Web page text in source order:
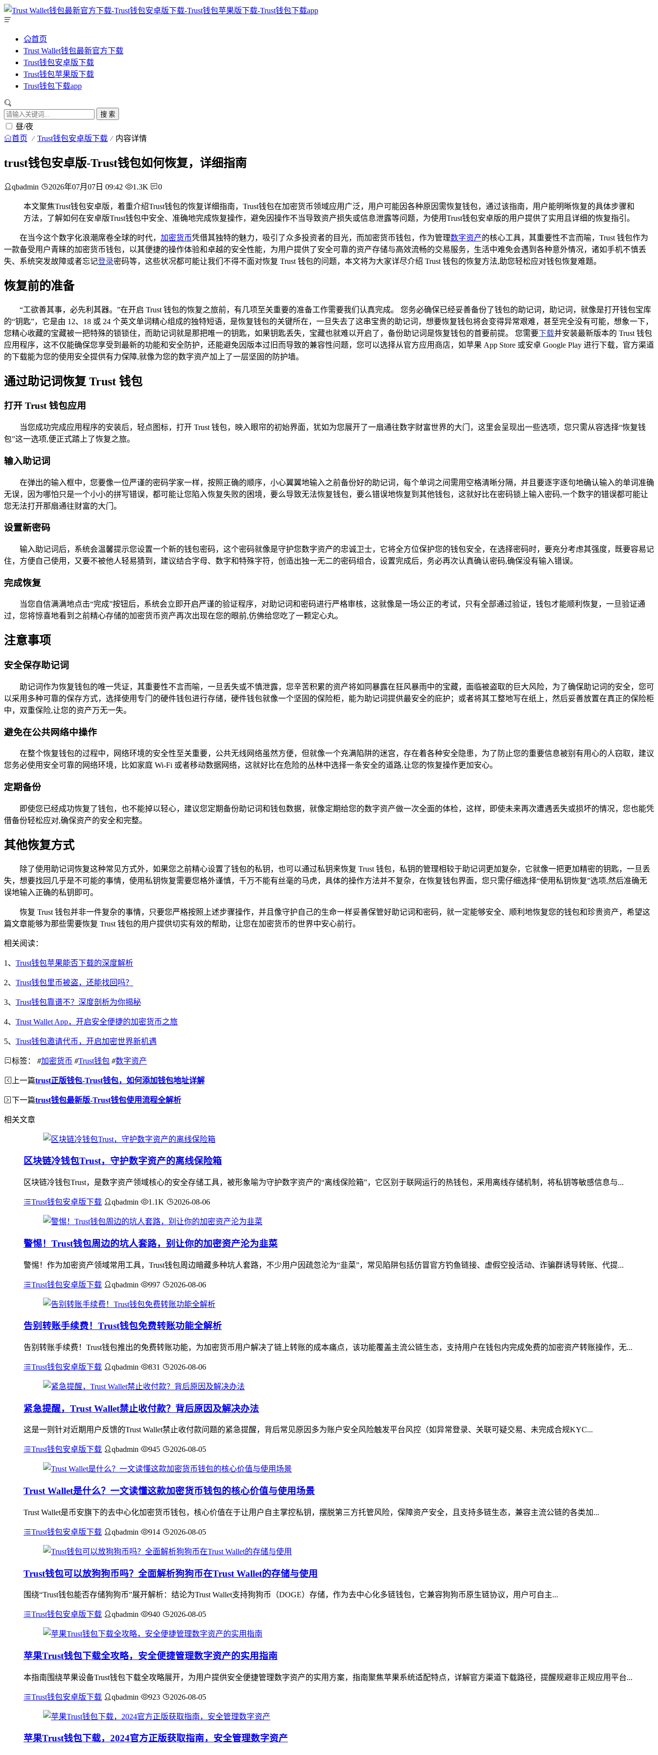
首页
Trust Wallet钱包最新官方下载
Trust钱包安卓版下载
Trust钱包苹果版下载
Trust钱包下载app
搜 索
昼/夜
首页 Trust钱包安卓版下载 内容详情
trust钱包安卓版-Trust钱包如何恢复，详细指南
qbadmin 2026年07月07日 09:42 1.3K 0
本文聚焦Trust钱包安卓版，着重介绍Trust钱包的恢复详细指南，Trust钱包在加密货币领域应用广泛，用户可能因各种原因需恢复钱包，通过该指南，用户能明晰恢复的具体步骤和
方法，了解如何在安卓版Trust钱包中安全、准确地完成恢复操作，避免因操作不当导致资产损失或信息泄露等问题，为使用Trust钱包安卓版的用户提供了实用且详细的恢复指引。
在当今这个数字化浪潮席卷全球的时代， 加密货币凭借其独特的魅力，吸引了众多投资者的目光，而加密货币钱包，作为管理数字资产的核心工具，其重要性不言而喻，Trust 钱包作为
一款备受用户青睐的加密货币钱包，以其便捷的操作体验和卓越的安全性能，为用户提供了安全可靠的资产存储与高效流畅的交易服务，生活中难免会遇到各种意外情况，诸如手机不慎丢
失、系统突发故障或者忘记登录密码等，这些状况都可能让我们不得不面对恢复 Trust 钱包的问题，本文将为大家详尽介绍 Trust 钱包的恢复方法,助您轻松应对钱包恢复难题。
恢复前的准备
“工欲善其事，必先利其器。”在开启 Trust 钱包的恢复之旅前，有几项至关重要的准备工作需要我们认真完成。 您务必确保已经妥善备份了钱包的助记词，助记词，就像是打开钱包宝库
的“钥匙”，它是由 12、18 或 24 个英文单词精心组成的独特短语，是恢复钱包的关键所在，一旦失去了这串宝贵的助记词，想要恢复钱包将会变得异常艰难，甚至完全没有可能，想象一下，
您精心收藏的宝藏被一把特殊的锁锁住，而助记词就是那把唯一的钥匙，如果钥匙丢失，宝藏也就难以开启了，备份助记词是恢复钱包的首要前提。 您需要下载并安装最新版本的 Trust 钱包
应用程序，这不仅能确保您享受到最新的功能和安全防护，还能避免因版本过旧而导致的兼容性问题，您可以选择从官方应用商店，如苹果 App Store 或安卓 Google Play 进行下载，官方渠道
的下载能为您的使用安全提供有力保障,就像为您的数字资产加上了一层坚固的防护墙。
通过助记词恢复 Trust 钱包
打开 Trust 钱包应用
当您成功完成应用程序的安装后，轻点图标，打开 Trust 钱包，映入眼帘的初始界面，犹如为您展开了一扇通往数字财富世界的大门，这里会呈现出一些选项，您只需从容选择“恢复钱
包”这一选项,便正式踏上了恢复之旅。
输入助记词
在弹出的输入框中，您要像一位严谨的密码学家一样，按照正确的顺序，小心翼翼地输入之前备份好的助记词，每个单词之间需用空格清晰分隔，并且要逐字逐句地确认输入的单词准确
无误，因为哪怕只是一个小小的拼写错误，都可能让您陷入恢复失败的困境，要么导致无法恢复钱包，要么错误地恢复到其他钱包，这就好比在密码锁上输入密码,一个数字的错误都可能让
您无法打开那扇通往财富的大门。
设置新密码
输入助记词后，系统会温馨提示您设置一个新的钱包密码，这个密码就像是守护您数字资产的忠诚卫士，它将全方位保护您的钱包安全，在选择密码时，要充分考虑其强度，既要容易记
住，方便自己使用，又要不被他人轻易猜到，建议结合字母、数字和特殊字符，创造出独一无二的密码组合，设置完成后，务必再次认真确认密码,确保没有输入错误。
完成恢复
当您自信满满地点击“完成”按钮后，系统会立即开启严谨的验证程序，对助记词和密码进行严格审核，这就像是一场公正的考试，只有全部通过验证，钱包才能顺利恢复，一旦验证通
过，您将惊喜地看到之前精心存储的加密货币资产再次出现在您的眼前,仿佛给您吃了一颗定心丸。
注意事项
安全保存助记词
助记词作为恢复钱包的唯一凭证，其重要性不言而喻，一旦丢失或不慎泄露，您辛苦积累的资产将如同暴露在狂风暴雨中的宝藏，面临被盗取的巨大风险，为了确保助记词的安全，您可
以采用多种可靠的保存方式，选择使用专门的硬件钱包进行存储，硬件钱包就像一个坚固的保险柜，能为助记词提供最安全的庇护；或者将其工整地写在纸上，然后妥善放置在真正的保险柜
中，双重保险,让您的资产万无一失。
避免在公共网络中操作
在整个恢复钱包的过程中，网络环境的安全性至关重要，公共无线网络虽然方便，但就像一个充满陷阱的迷宫，存在着各种安全隐患，为了防止您的重要信息被别有用心的人窃取，建议
您务必使用安全可靠的网络环境，比如家庭 Wi-Fi 或者移动数据网络，这就好比在危险的丛林中选择一条安全的道路,让您的恢复操作更加安心。
定期备份
即使您已经成功恢复了钱包，也不能掉以轻心，建议您定期备份助记词和钱包数据，就像定期给您的数字资产做一次全面的体检，这样，即使未来再次遭遇丢失或损坏的情况，您也能凭
借备份轻松应对,确保资产的安全和完整。
其他恢复方式
除了使用助记词恢复这种常见方式外，如果您之前精心设置了钱包的私钥，也可以通过私钥来恢复 Trust 钱包，私钥的管理相较于助记词更加复杂，它就像一把更加精密的钥匙，一旦丢
失，想要找回几乎是不可能的事情，使用私钥恢复需要您格外谨慎，千万不能有丝毫的马虎，具体的操作方法并不复杂，在恢复钱包界面，您只需仔细选择“使用私钥恢复”选项,然后准确无
误地输入正确的私钥即可。
恢复 Trust 钱包并非一件复杂的事情，只要您严格按照上述步骤操作，并且像守护自己的生命一样妥善保管好助记词和密码，就一定能够安全、顺利地恢复您的钱包和珍贵资产，希望这
篇文章能够为那些需要恢复 Trust 钱包的用户提供切实有效的帮助，让您在加密货币的世界中安心前行。
相关阅读：
1、 Trust钱包苹果能否下载的深度解析
2、 Trust钱包里币被盗，还能找回吗？
3、 Trust钱包靠谱不？深度剖析为你揭秘
4、 Trust Wallet App，开启安全便捷的加密货币之旅
5、 Trust钱包邀请代币，开启加密世界新机遇
标签： #加密货币 #Trust钱包 #数字资产
上一篇trust正版钱包-Trust钱包，如何添加钱包地址详解
下一篇trust钱包最新版-Trust钱包使用流程全解析
相关文章
区块链冷钱包Trust，守护数字资产的离线保险箱
区块链冷钱包Trust，是数字资产领域核心的安全存储工具，被形象喻为守护数字资产的“离线保险箱”，它区别于联网运行的热钱包，采用离线存储机制，将私钥等敏感信息与...
Trust钱包安卓版下载 qbadmin 1.1K 2026-08-06
警惕！Trust钱包周边的坑人套路，别让你的加密资产沦为韭菜
警惕！作为加密资产领域常用工具，Trust钱包周边暗藏多种坑人套路，不少用户因疏忽沦为“韭菜”，常见陷阱包括仿冒官方钓鱼链接、虚假空投活动、诈骗群诱导转账、代提...
Trust钱包安卓版下载 qbadmin 997 2026-08-06
告别转账手续费！Trust钱包免费转账功能全解析
告别转账手续费！Trust钱包推出的免费转账功能，为加密货币用户解决了链上转账的成本痛点，该功能覆盖主流公链生态，支持用户在钱包内完成免费的加密资产转账操作，无...
Trust钱包安卓版下载 qbadmin 831 2026-08-06
紧急提醒，Trust Wallet禁止收付款？背后原因及解决办法
这是一则针对近期用户反馈的Trust Wallet禁止收付款问题的紧急提醒，背后常见原因多为账户安全风险触发平台风控（如异常登录、关联可疑交易、未完成合规KYC...
Trust钱包安卓版下载 qbadmin 945 2026-08-05
Trust Wallet是什么？一文读懂这款加密货币钱包的核心价值与使用场景
Trust Wallet是币安旗下的去中心化加密货币钱包，核心价值在于让用户自主掌控私钥，摆脱第三方托管风险，保障资产安全，且支持多链生态，兼容主流公链的各类加...
Trust钱包安卓版下载 qbadmin 914 2026-08-05
Trust钱包可以放狗狗币吗？全面解析狗狗币在Trust Wallet的存储与使用
围绕“Trust钱包能否存储狗狗币”展开解析：结论为Trust Wallet支持狗狗币（DOGE）存储，作为去中心化多链钱包，它兼容狗狗币原生链协议，用户可自主...
Trust钱包安卓版下载 qbadmin 940 2026-08-05
苹果Trust钱包下载全攻略，安全便捷管理数字资产的实用指南
本指南围绕苹果设备Trust钱包下载全攻略展开，为用户提供安全便捷管理数字资产的实用方案，指南聚焦苹果系统适配特点，详解官方渠道下载路径，提醒规避非正规应用平台...
Trust钱包安卓版下载 qbadmin 923 2026-08-05
苹果Trust钱包下载，2024官方正版获取指南，安全管理数字资产